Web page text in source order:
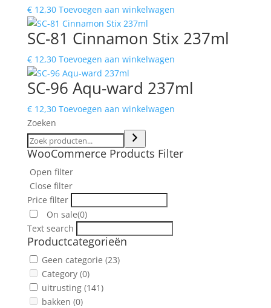
€12,30 Toevoegen aan winkelwagen
SC-81 Cinnamon Stix 237ml
€12,30 Toevoegen aan winkelwagen
SC-96 Aqu-ward 237ml
€12,30 Toevoegen aan winkelwagen
Zoeken
WooCommerce Products Filter
Open filter
Close filter
Price filter
On sale(0)
Text search
Productcategorieën
Geen categorie (23)
Category (0)
uitrusting (141)
bakken (0)